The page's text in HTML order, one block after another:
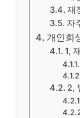
재
자
개인회
1,
2,